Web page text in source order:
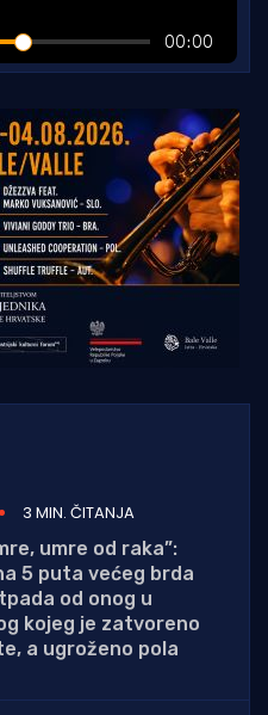
3 MIN. ČITANJA
umre od raka”:
5 puta većeg brda
od onog u
kojeg je zatvoreno
a ugroženo pola